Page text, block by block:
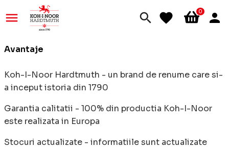
0
Avantaje
Koh-I-Noor Hardtmuth - un brand de renume care si-
a inceput istoria din 1790
Garantia calitatii - 100% din productia Koh-I-Noor
este realizata in Europa
Stocuri actualizate - informatiile sunt actualizate